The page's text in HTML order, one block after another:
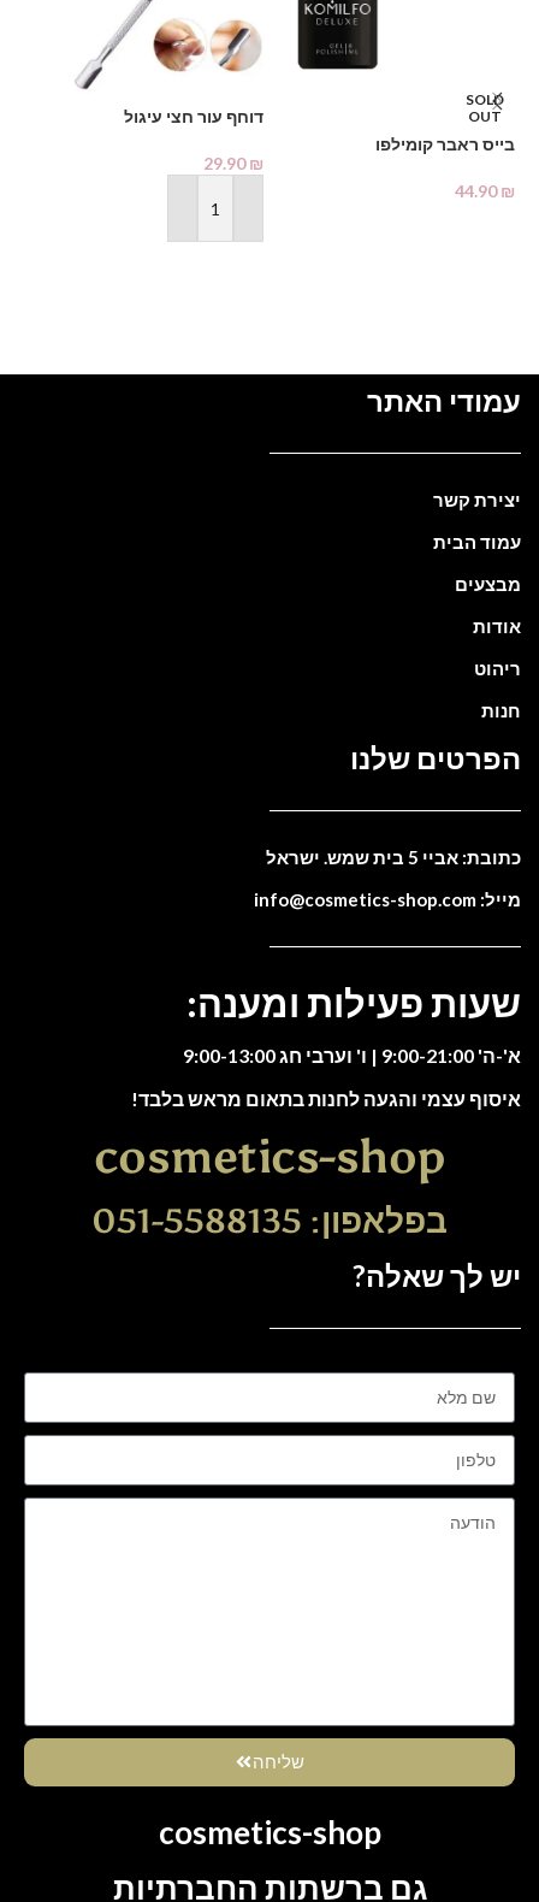
SOLD
OUT
בייס ראבר קומילפו
44.90₪
דוחף עור חצי עיגול
29.90₪
הוספה לסל
עמודי האתר
יצירת קשר
עמוד הבית
מבצעים
אודות
ריהוט
חנות
הפרטים שלנו
כתובת: אביי 5 בית שמש. ישראל
מייל: info@cosmetics-shop.com
שעות פעילות ומענה:
א'-ה' 9:00-21:00 | ו' וערבי חג 9:00-13:00
איסוף עצמי והגעה לחנות בתאום מראש בלבד!
cosmetics-shop
בפלאפון: 051-5588135
יש לך שאלה?
שליחה
cosmetics-shop
גם ברשתות החברתיות